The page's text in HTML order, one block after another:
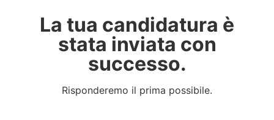
La tua candidatura è
stata inviata con
successo.
Risponderemo il prima possibile.